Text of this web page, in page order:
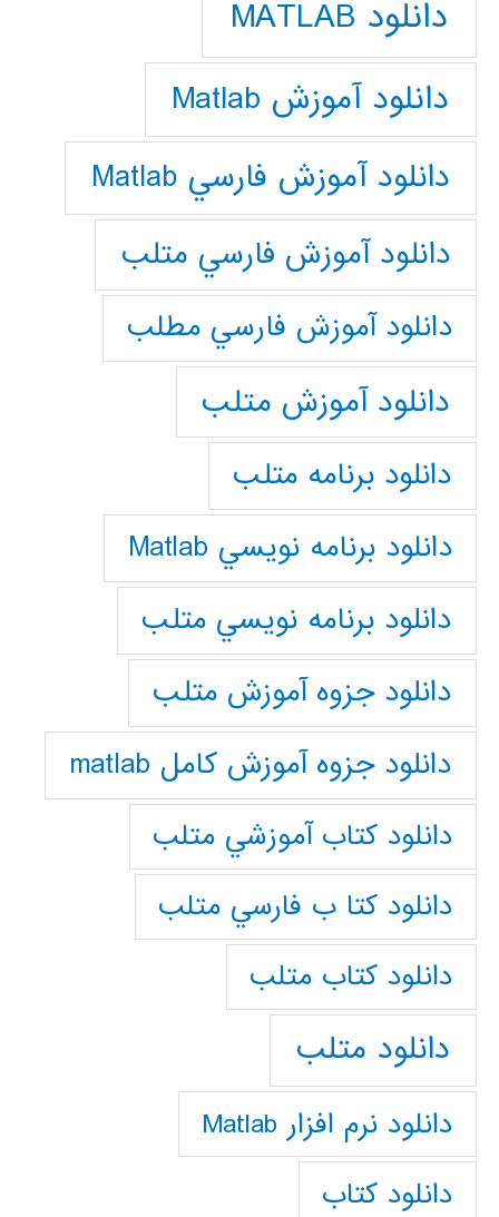
دانلود MATLAB
دانلود آموزش Matlab
دانلود آموزش فارسي Matlab
دانلود آموزش فارسي متلب
دانلود آموزش فارسي مطلب
دانلود آموزش متلب
دانلود برنامه متلب
دانلود برنامه نويسي Matlab
دانلود برنامه نويسي متلب
دانلود جزوه آموزش متلب
دانلود جزوه آموزش کامل matlab
دانلود كتاب آموزشي متلب
دانلود كتا ب فارسي متلب
دانلود كتاب متلب
دانلود متلب
دانلود نرم افزار Matlab
دانلود کتاب